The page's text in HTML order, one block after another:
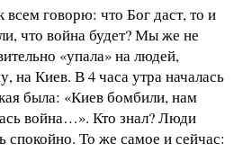
всем говорю: что Бог даст, то и
что война будет? Мы же не
«упала» на людей,
на Киев. В 4 часа утра началась
была: «Киев бомбили, нам
война…». Кто знал? Люди
спокойно. То же самое и сейчас: